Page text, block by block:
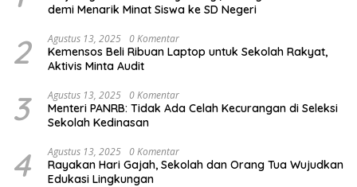
demi Menarik Minat Siswa ke SD Negeri
2 Agustus 13, 2025 0 Komentar
Kemensos Beli Ribuan Laptop untuk Sekolah Rakyat,
Aktivis Minta Audit
3 Agustus 13, 2025 0 Komentar
Menteri PANRB: Tidak Ada Celah Kecurangan di Seleksi
Sekolah Kedinasan
4 Agustus 13, 2025 0 Komentar
Rayakan Hari Gajah, Sekolah dan Orang Tua Wujudkan
Edukasi Lingkungan